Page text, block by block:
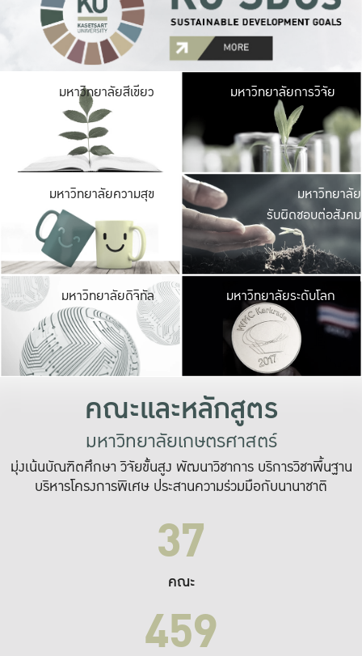
มหาวิทยาลัยสีเขียว มหาวิ
มีพื้นที่เขียวสดใส
เป็นป่าในเมือง เกษต
มหาวิทยาลัยการวิจัย
มหาวิทยาลัยความสุข มหาวิ
ค
เปิดประ
และพบเรื่องราวใ
มหาวิทยาลัย
รับผิดชอบต่อสังคม
มหาวิทยาลัยดิจิทัล มหาวิ
เปลี่ยนแปลง แล
เพื่อทำง
ระบบสารสนเทศ
มหาวิทยาลัยระดับโลก
คณะและหลักสูตร
มหาวิทยาลัยเกษตรศาสตร์
มุ่งเน้นบัณฑิตศึกษา วิจัยขั้นสูง พัฒนาวิชาการ บริการวิชาพื้นฐาน
บริหารโครงการพิเศษ ประสานความร่วมมือกับนานาชาติ
37
คณะ
459